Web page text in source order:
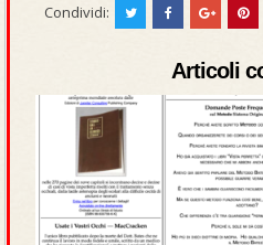
Condividi:
Articoli